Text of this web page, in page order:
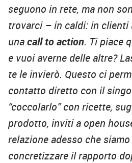
seguono in rete, ma non
trovarci – in caldi: in clienti
unacall to action. Ti piace
e vuoi averne delle altre?
te le invierò. Questo ci
contatto diretto con il
“coccolarlo” con ricette,
prodotto, inviti a open
relazione adesso che
concretizzare il rapporto